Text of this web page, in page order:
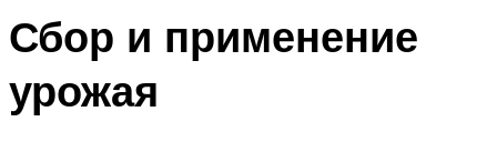
Сбор и применение
урожая